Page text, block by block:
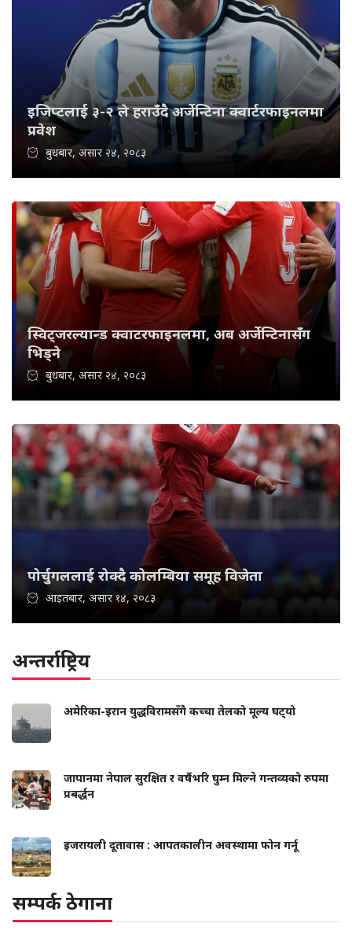
इजिप्टलाई ३-२ ले हराउँदै अर्जेन्टिना क्वार्टरफाइनलमा
प्रवेश
बुधबार, असार २४, २०८३
स्विट्जरल्यान्ड क्वाटरफाइनलमा, अब अर्जेन्टिनासँग
भिड्ने
बुधबार, असार २४, २०८३
पोर्चुगललाई रोक्दै कोलम्बिया समूह विजेता
आइतबार, असार १४, २०८३
अन्तर्राष्ट्रिय
अमेरिका-इरान युद्धविरामसँगै कच्चा तेलको मूल्य घट्‍यो
जापानमा नेपाल सुरक्षित र वर्षैभरि घुम्न मिल्ने गन्तव्यको रुपमा
प्रबर्द्धन
इजरायली दूतावास : आपतकालीन अवस्थामा फोन गर्नू
सम्पर्क ठेगाना